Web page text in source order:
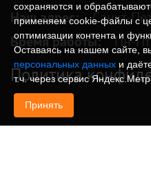
Наш адрес: Санкт-
Время работы: Пн-
Политика
сохраняются и
применяем cookie‑файлы с
оптимизации контента и
Оставаясь на нашем сайте,
персональных данных и
т.ч. через сервис
Принять